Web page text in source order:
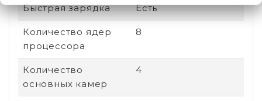
Быстрая зарядка Есть
Количество ядер
процессора
8
Количество
основных камер
4